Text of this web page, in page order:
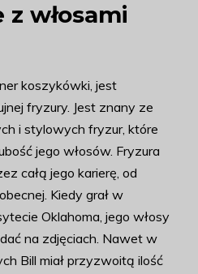
z włosami
koszykówki, jest
fryzury. Jest znany ze
i stylowych fryzur, które
jego włosów. Fryzura
całą jego karierę, od
Kiedy grał w
Oklahoma, jego włosy
na zdjęciach. Nawet w
Bill miał przyzwoitą ilość